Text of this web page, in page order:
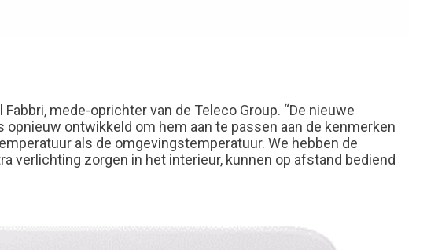
mede-oprichter van de Teleco Group. “De nieuwe
ontwikkeld om hem aan te passen aan de kenmerken
als de omgevingstemperatuur. We hebben de
verlichting zorgen in het interieur, kunnen op afstand bediend